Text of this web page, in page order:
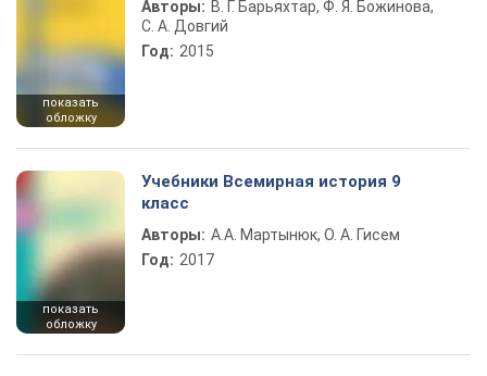
показать
обложку
Авторы: В. Г. Барьяхтар, Ф. Я. Божинова,
С. А. Довгий
Год: 2015
показать
обложку
Учебники Всемирная история 9
класс
Авторы: А.А. Мартынюк, О. А. Гисем
Год: 2017